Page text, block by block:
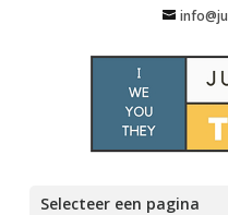
Selecteer een pagina